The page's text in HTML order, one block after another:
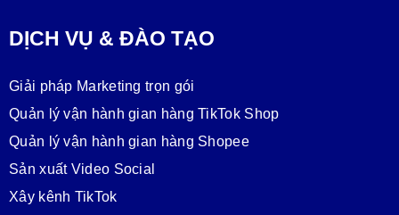
DỊCH VỤ & ĐÀO TẠO
Giải pháp Marketing trọn gói
Quản lý vận hành gian hàng TikTok Shop
Quản lý vận hành gian hàng Shopee
Sản xuất Video Social
Xây kênh TikTok